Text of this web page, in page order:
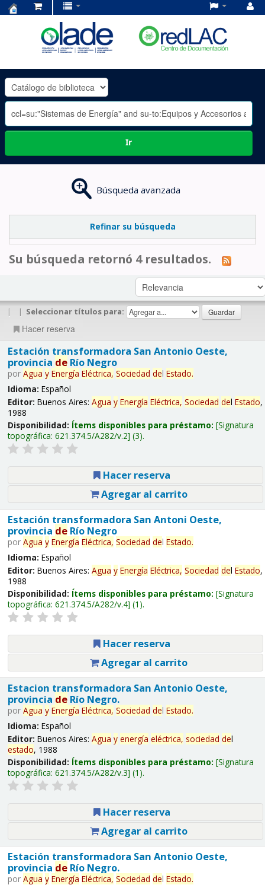
OLADE
-
Ir
Búsqueda avanzada
Refinar su búsqueda
Su búsqueda retornó 4 resultados.
| | Seleccionar títulos para:
Hacer reserva
Estación transformadora San Antonio Oeste,
provincia deRío Negro
por Agua y Energía Eléctrica, Sociedad del Estado.
Idioma: Español
Editor: Buenos Aires: Agua y Energía Eléctrica, Sociedad del Estado,
1988
Disponibilidad: Ítems disponibles para préstamo: Signatura
topográfica: 621.374.5/A282/v.2 (3).
Hacer reserva
Agregar al carrito
Estación transformadora San Antoni Oeste,
provincia deRío Negro
por Agua y Energía Eléctrica, Sociedad del Estado.
Idioma: Español
Editor: Buenos Aires: Agua y Energía Eléctrica, Sociedad del Estado,
1988
Disponibilidad: Ítems disponibles para préstamo: Signatura
topográfica: 621.374.5/A282/v.4 (1).
Hacer reserva
Agregar al carrito
Estacion transformadora San Antonio Oeste,
provincia deRío Negro.
por Agua y Energía Eléctrica, Sociedad del Estado.
Idioma: Español
Editor: Buenos Aires: Agua y energía eléctrica, sociedad del
estado, 1988
Disponibilidad: Ítems disponibles para préstamo: Signatura
topográfica: 621.374.5/A282/v.3 (1).
Hacer reserva
Agregar al carrito
Estación transformadora San Antonio Oeste,
provincia deRío Negro.
por Agua y Energía Eléctrica, Sociedad del Estado.